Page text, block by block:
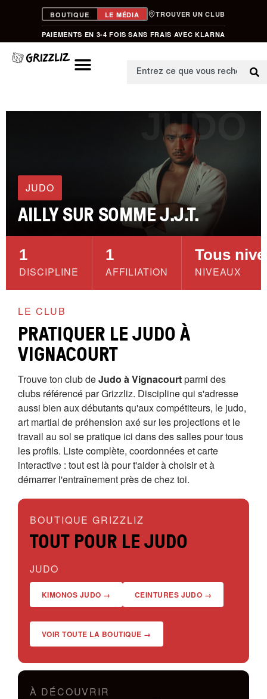
BOUTIQUE LE MÉDIA TROUVER UN CLUB
PAIEMENTS EN 3-4 FOIS SANS FRAIS AVEC KLARNA
JUDO
JUDO
AILLY SUR SOMME J.J.T.
1
DISCIPLINE
1
AFFILIATION
Tous
NIVEAUX
LE CLUB
PRATIQUER LE JUDO À
VIGNACOURT
Trouve ton club deJudo à Vignacourtparmi des
clubs référencé par Grizzliz. Discipline qui s'adresse
aussi bien aux débutants qu'aux compétiteurs, le judo,
art martial de préhension axé sur les projections et le
travail au sol se pratique ici dans des salles pour tous
les profils. Liste complète, coordonnées et carte
interactive : tout est là pour t'aider à choisir et à
démarrer l'entraînement près de chez toi.
BOUTIQUE GRIZZLIZ
TOUT POUR LE JUDO
JUDO
KIMONOS JUDO → CEINTURES JUDO →
VOIR TOUTE LA BOUTIQUE →
À DÉCOUVRIR